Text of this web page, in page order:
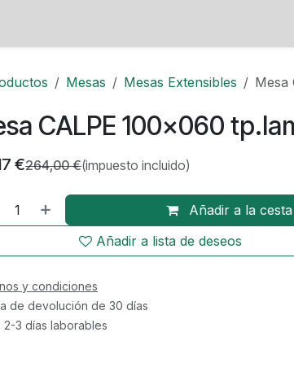
Mesas Mesas Extensibles Mesa
CALPE 100x060
€264,00€(impuesto incluido)
Añadir a la cesta
Añadir a lista de deseos
y condiciones
de devolución de 30 días
2-3 días laborables